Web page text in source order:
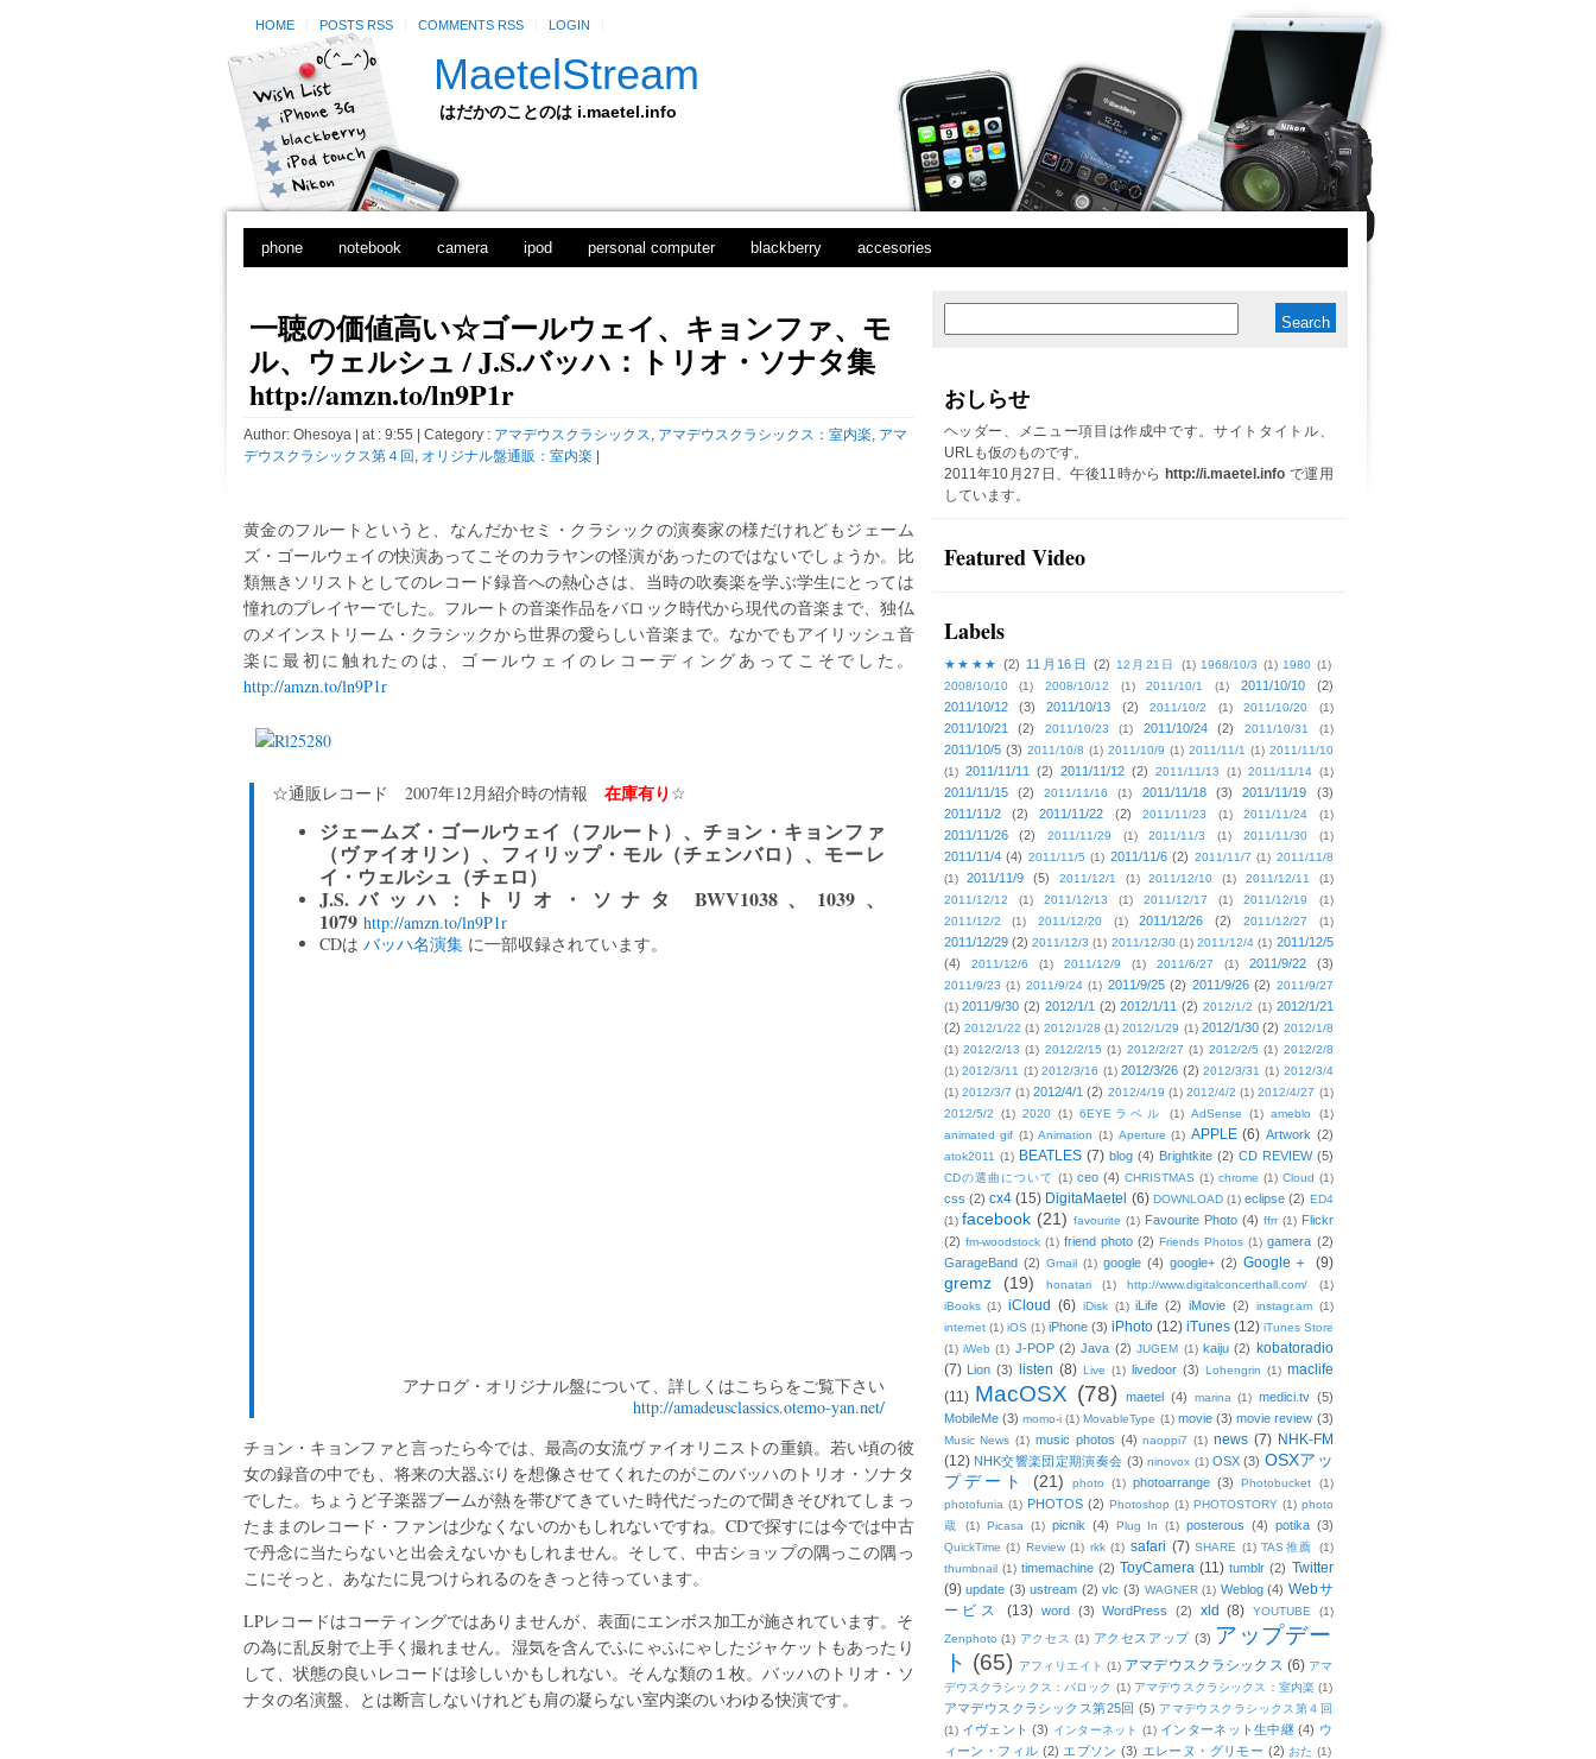
HOME POSTS RSS COMMENTS RSS LOGIN
MaetelStream
はだかのことのは i.maetel.info
phone notebook camera ipod personal computer blackberry accesories
一聴の価値高い☆ゴールウェイ、キョンファ、モ
ル、ウェルシュ / J.S.バッハ：トリオ・ソナタ集
http://amzn.to/ln9P1r
Author: Ohesoya| at : 9:55 | Category : アマデウスクラシックス, アマデウスクラシックス：室内楽, アマ
デウスクラシックス第４回 , オリジナル盤通販：室内楽
黄金のフルートというと、なんだかセミ・クラシックの演奏家の様だけれどもジェーム
ズ・ゴールウェイの快演あってこそのカラヤンの怪演があったのではないでしょうか。比
類無きソリストとしてのレコード録音への熱心さは、当時の吹奏楽を学ぶ学生にとっては
憧れのプレイヤーでした。フルートの音楽作品をバロック時代から現代の音楽まで、独仏
のメインストリーム・クラシックから世界の愛らしい音楽まで。なかでもアイリッシュ音
楽に最初に触れたのは、ゴールウェイのレコーディングあってこそでした。
http://amzn.to/ln9P1r
☆通販レコード 2007年12月紹介時の情報 在庫有り ☆
ジェームズ・ゴールウェイ（フルート）、チョン・キョンファ
（ヴァイオリン）、フィリップ・モル（チェンバロ）、モーレ
イ・ウェルシュ（チェロ）
J.S.バッハ：トリオ・ソナタ BWV1038、1039、
1079 http://amzn.to/ln9P1r
CDは バッハ名演集に一部収録されています。
アナログ・オリジナル盤について、詳しくはこちらをご覧下さい
http://amadeusclassics.otemo-yan.net/
チョン・キョンファと言ったら今では、最高の女流ヴァイオリニストの重鎮。若い頃の彼
女の録音の中でも、将来の大器ぶりを想像させてくれたのがこのバッハのトリオ・ソナタ
でした。ちょうど子楽器ブームが熱を帯びてきていた時代だったので聞きそびれてしまっ
たままのレコード・ファンは少なくないのかもしれないですね。CDで探すには今では中古
で丹念に当たらないと出会えないかもしれません。そして、中古ショップの隅っこの隅っ
こにそっと、あなたに見つけられるのをきっと待っています。
LPレコードはコーティングではありませんが、表面にエンボス加工が施されています。そ
の為に乱反射で上手く撮れません。湿気を含んでふにゃふにゃしたジャケットもあったり
して、状態の良いレコードは珍しいかもしれない。そんな類の１枚。バッハのトリオ・ソ
ナタの名演盤、とは断言しないけれども肩の凝らない室内楽のいわゆる快演です。
投
おしらせ
ヘッダー、メニュー項目は作成中です。サイトタイトル、
URLも仮のものです。
2011年10月27日、午後11時から http://i.maetel.info で運用
しています。
Featured Video
Labels
★★★★ (2) 11月16日 (2) 12月21日 (1) 1968/10/3 (1) 1980 (1)
2008/10/10
(1) 2008/10/12 (1) 2011/10/1 (1) 2011/10/10
(2)
2011/10/12
(3) 2011/10/13 (2) 2011/10/2 (1) 2011/10/20 (1)
2011/10/21 (2) 2011/10/23 (1) 2011/10/24 (2) 2011/10/31 (1)
2011/10/5 (3) 2011/10/8 (1) 2011/10/9 (1) 2011/11/1 (1) 2011/11/10
(1) 2011/11/11 (2) 2011/11/12 (2) 2011/11/13 (1) 2011/11/14 (1)
2011/11/15 (2) 2011/11/16 (1) 2011/11/18 (3) 2011/11/19
(3)
2011/11/2
(2) 2011/11/22 (2) 2011/11/23 (1) 2011/11/24 (1)
2011/11/26 (2) 2011/11/29 (1) 2011/11/3 (1) 2011/11/30 (1)
2011/11/4 (4) 2011/11/5 (1) 2011/11/6 (2) 2011/11/7 (1) 2011/11/8
(1)
2011/11/9 (5) 2011/12/1 (1) 2011/12/10 (1) 2011/12/11
(1)
2011/12/12
(1) 2011/12/13 (1) 2011/12/17 (1) 2011/12/19
(1)
2011/12/2
(1) 2011/12/20 (1) 2011/12/26 (2) 2011/12/27 (1)
2011/12/29 (2) 2011/12/3 (1) 2011/12/30 (1) 2011/12/4 (1) 2011/12/5
(4)
2011/12/6 (1) 2011/12/9 (1) 2011/6/27 (1) 2011/9/22 (3)
2011/9/23 (1) 2011/9/24 (1) 2011/9/25 (2) 2011/9/26 (2) 2011/9/27
(1) 2011/9/30 (2) 2012/1/1 (2) 2012/1/11 (2) 2012/1/2 (1) 2012/1/21
(2) 2012/1/22 (1) 2012/1/28 (1) 2012/1/29 (1) 2012/1/30 (2) 2012/1/8
(1) 2012/2/13 (1) 2012/2/15 (1) 2012/2/27 (1) 2012/2/5 (1) 2012/2/8
(1) 2012/3/11 (1) 2012/3/16 (1) 2012/3/26 (2) 2012/3/31 (1) 2012/3/4
(1) 2012/3/7 (1) 2012/4/1 (2) 2012/4/19 (1) 2012/4/2 (1) 2012/4/27 (1)
2012/5/2
(1) 2020 (1) 6EYEラベル (1) AdSense (1) ameblo
(1)
animated gif (1) Animation (1) Aperture (1) APPLE (6) Artwork (2)
atok2011 (1) BEATLES (7) blog (4) Brightkite (2) CD REVIEW (5)
CDの選曲について (1) ceo (4) CHRISTMAS (1) chrome (1) Cloud (1)
css (2) cx4 (15) DigitaMaetel (6) DOWNLOAD (1) eclipse (2) ED4
(1) facebook (21) favourite (1) Favourite Photo (4) ffrr (1) Flickr
(2) fm-woodstock (1) friend photo (2) Friends Photos (1) gamera (2)
GarageBand (2) Gmail (1) google (4) google+ (2) Google＋ (9)
gremz (19) honatari (1) http://www.digitalconcerthall.com/
(1)
iBooks (1) iCloud (6) iDisk (1) iLife (2) iMovie (2) instagr.am (1)
internet (1) iOS (1) iPhone (3) iPhoto (12) iTunes (12) iTunes Store
(1) iWeb (1) J-POP (2) Java (2) JUGEM (1) kaiju (2)
kobatoradio
(7) Lion (3) listen (8) Live (1) livedoor (3) Lohengrin (1) maclife
(11) MacOSX (78) maetel (4) marina (1) medici.tv (5)
MobileMe (3) momo-i (1) MovableType (1) movie (3) movie review (3)
Music News (1) music photos (4) naoppi7 (1) news (7) NHK-FM
(12) NHK交響楽団定期演奏会 (3) ninovox (1) OSX (3) OSXアッ
プデート
(21) photo (1) photoarrange (3) Photobucket
(1)
photofunia (1) PHOTOS (2) Photoshop (1) PHOTOSTORY (1) photo
蔵
(1) Picasa (1) picnik (4) Plug In (1) posterous (4) potika (3)
QuickTime (1) Review (1) rkk (1) safari (7) SHARE (1) TAS推薦
(1)
thumbnail (1) timemachine (2) ToyCamera (11) tumblr (2) Twitter
(9) update (3) ustream (2) vlc (3) WAGNER (1) Weblog (4) Webサ
ービス
(13) word (3) WordPress (2) xld (8) YOUTUBE (1)
Zenphoto (1) アクセス (1) アクセスアップ (3) アップデー
ト (65) アフィリエイト (1) アマデウスクラシックス (6) アマ
デウスクラシックス：バロック (1) アマデウスクラシックス：室内楽 (1)
アマデウスクラシックス第25回 (5) アマデウスクラシックス第４回
(1) イヴェント (3) インターネット (1) インターネット生中継 (4) ウ
ィーン・フィル (2) エプソン (3) エレーヌ・グリモー (2) おた (1)